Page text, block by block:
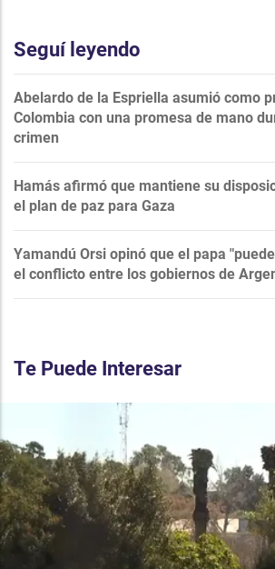
Seguí leyendo
Abelardo de la Espriella asumió como
Colombia con una promesa de mano
crimen
Hamás afirmó que mantiene su
el plan de paz para Gaza
Yamandú Orsi opinó que el papa
el conflicto entre los gobiernos de
Te Puede Interesar